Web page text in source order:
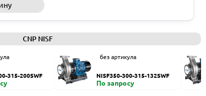
CNP NISF
315-200SWF
без артикула
NISF350-300-315-132SWF
По запросу